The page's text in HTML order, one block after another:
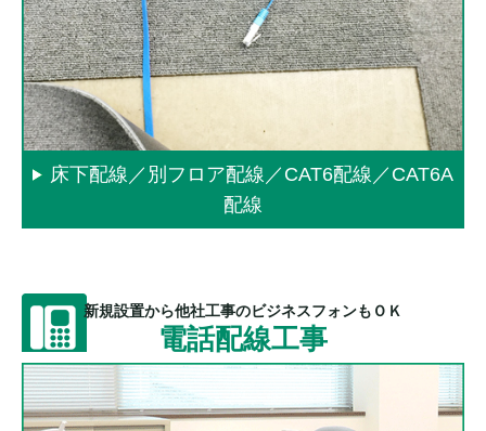
床下配線／別フロア配線／CAT6配線／CAT6A
配線
新規設置から他社工事のビジネスフォンもＯＫ
電話配線工事